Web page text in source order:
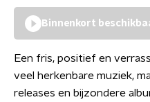
Binnenkort
Een fris, positief en
veel herkenbare muziek,
releases en bijzondere